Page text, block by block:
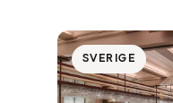
SVERIGE